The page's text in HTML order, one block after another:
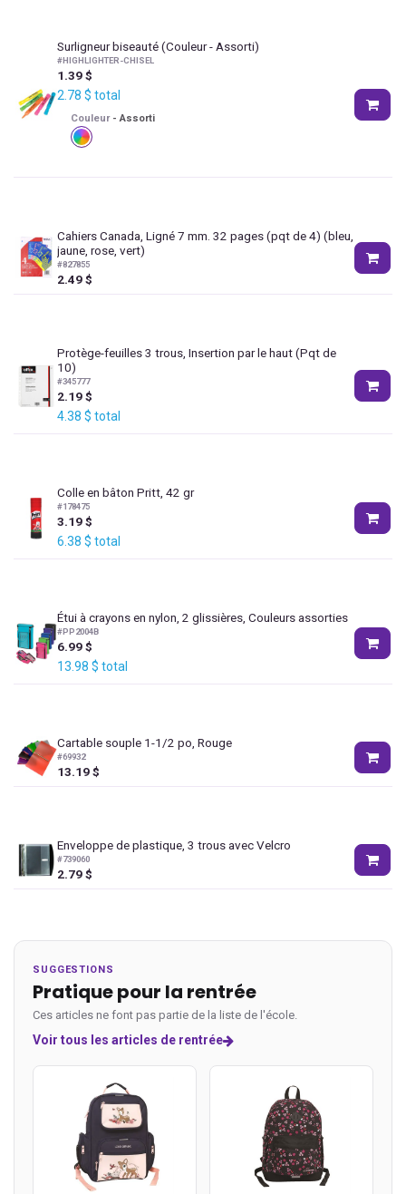
Surligneur biseauté(Couleur - Assorti)
#HIGHLIGHTER-CHISEL
1.39$
2.78 $ total
Couleur -Assorti
Cahiers Canada, Ligné 7 mm. 32 pages (pqt de 4) (bleu,
jaune, rose, vert)
#827855
2.49$
Protège-feuilles 3 trous, Insertion par le haut (Pqt de
10)
#345777
2.19$
4.38 $ total
Colle en bâton Pritt, 42 gr
#178475
3.19$
6.38 $ total
Étui à crayons en nylon, 2 glissières, Couleurs assorties
#PP2004B
6.99$
13.98 $ total
Cartable souple 1-1/2 po, Rouge
#69932
13.19$
Enveloppe de plastique, 3 trous avec Velcro
#739060
2.79$
SUGGESTIONS
Pratique pour la rentrée
Ces articles ne font pas partie de la liste de l'école.
Voir tous les articles de rentrée